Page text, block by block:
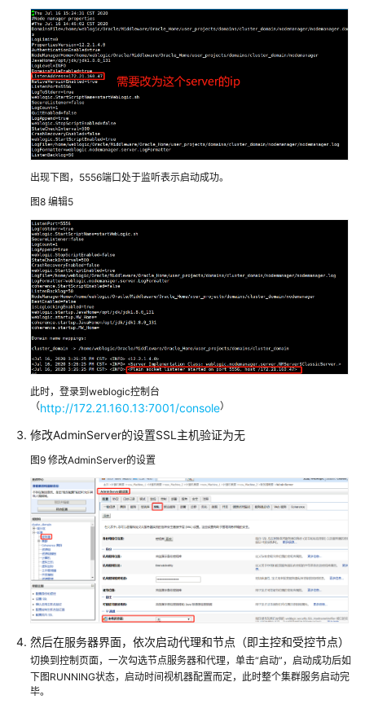
亿
信
华
辰
数
据
中
台
解
决
案
实
践
方
案
概
述
资
源
和
本
规
实
施
步
骤
EsMDM
主
数
据
管
出现下图，5556端口处于监听表示启动成功。
图8 编辑5
此时，登录到weblogic控制台
（http://172.21.160.13:7001/console）
修改AdminServer的设置SSL主机验证为无
图9 修改AdminServer的设置
然后在服务器界面，依次启动代理和节点（即主控和受控节点）
切换到控制页面，一次勾选节点服务器和代理，单击“启动”，启动成功后如
下图RUNNING状态，启动时间视机器配置而定，此时整个集群服务启动完
毕。